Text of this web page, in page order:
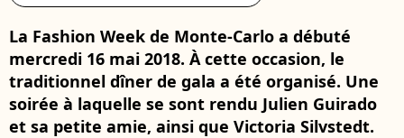
La Fashion Week de Monte-Carlo a débuté
mercredi 16 mai 2018. À cette occasion, le
traditionnel dîner de gala a été organisé. Une
soirée à laquelle se sont rendu Julien Guirado
et sa petite amie, ainsi que Victoria Silvstedt.